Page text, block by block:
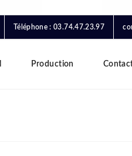
Téléphone : 03.74.47.23.97
Production